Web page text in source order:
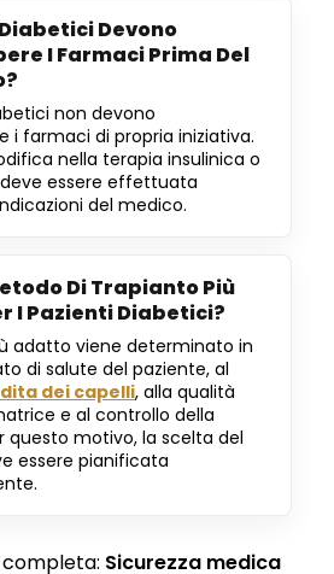
Devono
I Farmaci Prima Del
non devono
i farmaci di propria iniziativa.
nella terapia insulinica o
essere effettuata
del medico.
Di Trapianto Più
I Pazienti Diabetici?
adatto viene determinato in
di salute del paziente, al
dei capelli, alla qualità
e al controllo della
questo motivo, la scelta del
essere pianificata
Sicurezza medica